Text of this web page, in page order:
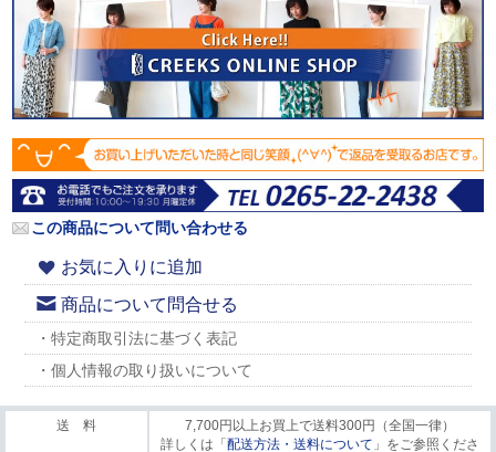
この商品について問い合わせる
お気に入りに追加
商品について問合せる
・特定商取引法に基づく表記
・個人情報の取り扱いについて
送 料
7,700円以上お買上で送料300円（全国一律）
詳しくは「 配送方法・送料について 」をご参照くださ